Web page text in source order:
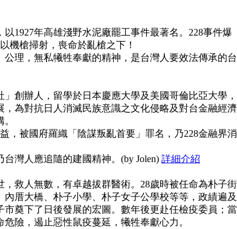
1927年高雄淺野水泥廠罷工事件最著名。228事件爆
機槍掃射，喪命於亂槍之下！
理，無私犧牲奉獻的精神，是台灣人要效法傳承的台
創辦人，留學於日本慶應大學及美國哥倫比亞大學，
為對抗日人消滅民族意識之文化侵略及對台金融經濟
，被國府羅織「陰謀叛亂首要」罪名，乃228金融界消
灣人應追隨的建國精神。(by Jolen) 詳細介紹
救人無數，有卓越拔群醫術。28歲時被任命為朴子街
厝大橋、朴子小學、朴子女子公學校等等，政績遍及
奠下了日後發展的宏圖。數年後更赴任檢疫委員；當
險，遏止惡性鼠疫蔓延，犧牲奉獻心力。